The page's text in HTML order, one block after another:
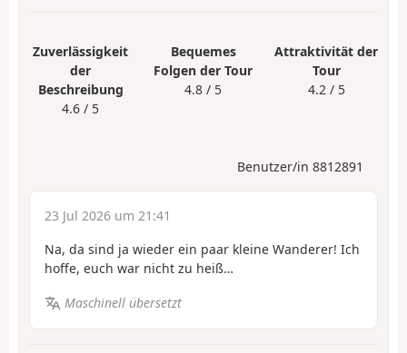
Zuverlässigkeit
der
Beschreibung
4.6 / 5
Bequemes
Folgen der Tour
4.8 / 5
Attraktivität der
Tour
4.2 / 5
Benutzer/in 8812891
23 Jul 2026 um 21:41
Na, da sind ja wieder ein paar kleine Wanderer! Ich
hoffe, euch war nicht zu heiß…
Maschinell übersetzt